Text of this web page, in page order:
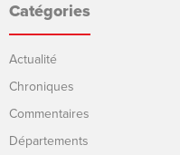
Catégories
Actualité
Chroniques
Commentaires
Départements